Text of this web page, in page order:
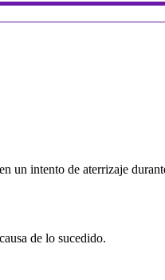
un intento de aterrizaje
de lo sucedido.